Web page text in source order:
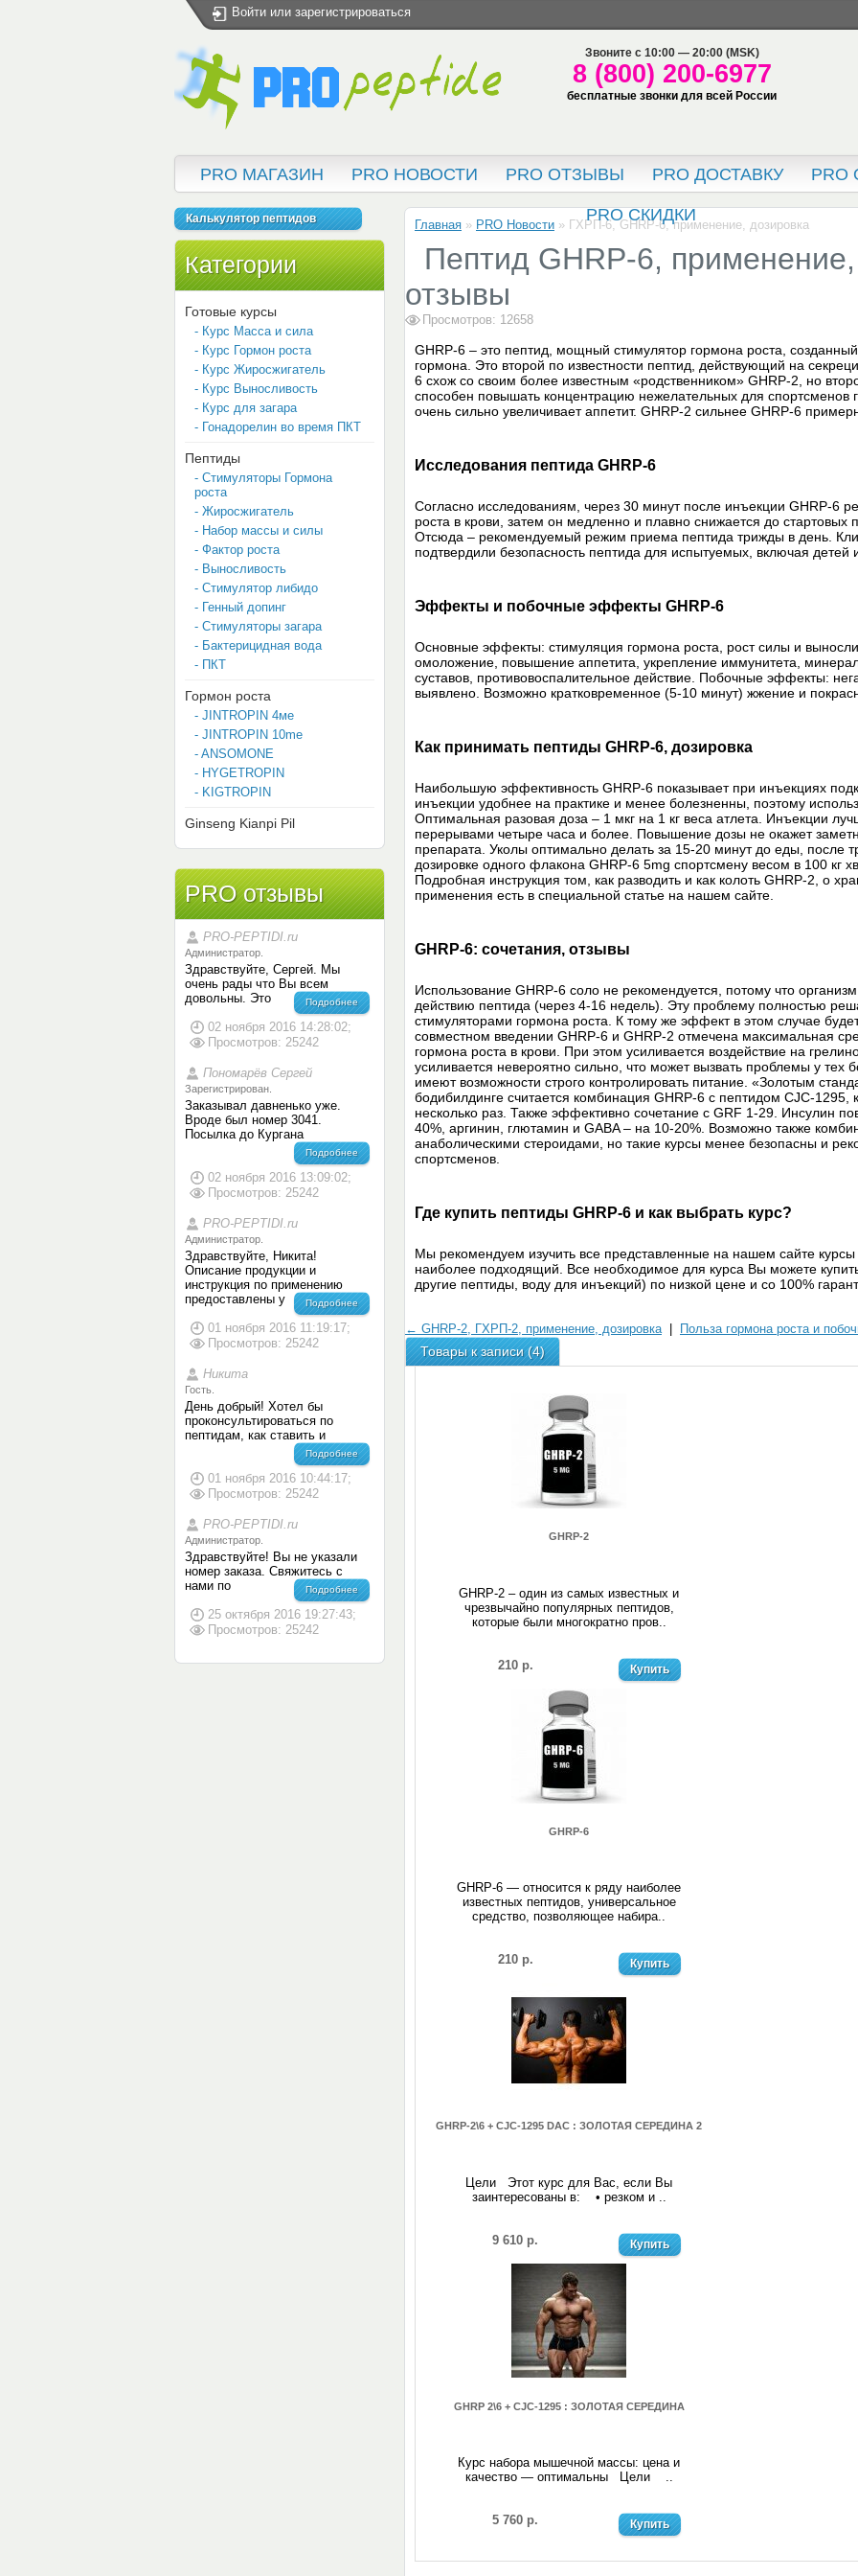
Войти или зарегистрироваться
Звоните с 10:00 — 20:00 (MSK)
8 (800) 200-6977
бесплатные звонки для всей России
PRO МАГАЗИН PRO НОВОСТИ PRO ОТЗЫВЫ PRO ДОСТАВКУ PRO
PRO СКИДКИ
Калькулятор пептидов
Категории
Готовые курсы
- Курс Масса и сила
- Курс Гормон роста
- Курс Жиросжигатель
- Курс Выносливость
- Курс для загара
- Гонадорелин во время ПКТ
Пептиды
- Стимуляторы Гормона
роста
- Жиросжигатель
- Набор массы и силы
- Фактор роста
- Выносливость
- Стимулятор либидо
- Генный допинг
- Стимуляторы загара
- Бактерицидная вода
- ПКТ
Гормон роста
- JINTROPIN 4мe
- JINTROPIN 10me
- ANSOMONE
- HYGETROPIN
- KIGTROPIN
Ginseng Kianpi Pil
PRO отзывы
PRO-PEPTIDI.ru
Администратор.
Здравствуйте, Сергей. Мы
очень рады что Вы всем
довольны. Это
Подробнее
02 ноября 2016 14:28:02;
Просмотров: 25242
Пономарёв Сергей
Зарегистрирован.
Заказывал давненько уже.
Вроде был номер 3041.
Посылка до Кургана
Подробнее
02 ноября 2016 13:09:02;
Просмотров: 25242
PRO-PEPTIDI.ru
Администратор.
Здравствуйте, Никита!
Описание продукции и
инструкция по применению
предоставлены у
Подробнее
01 ноября 2016 11:19:17;
Просмотров: 25242
Никита
Гость.
День добрый! Хотел бы
проконсультироваться по
пептидам, как ставить и
Подробнее
01 ноября 2016 10:44:17;
Просмотров: 25242
PRO-PEPTIDI.ru
Администратор.
Здравствуйте! Вы не указали
номер заказа. Свяжитесь с
нами по
Подробнее
25 октября 2016 19:27:43;
Просмотров: 25242
Главная » PRO Новости » ГХРП-6, GHRP-6, применение, дозировка
Пептид GHRP-6,
отзывы
Просмотров: 12658
GHRP-6 – это пептид, мощный стимулятор гормона роста,
гормона. Это второй по известности пептид, действующий на
6 схож со своим более известным «родственником» GHRP-2, но
способен повышать концентрацию нежелательных для спортсменов
очень сильно увеличивает аппетит. GHRP-2 сильнее GHRP-6
Исследования пептида GHRP-6
Согласно исследованиям, через 30 минут после инъекции GHRP-6
роста в крови, затем он медленно и плавно снижается до стартовых
Отсюда – рекомендуемый режим приема пептида трижды в день.
подтвердили безопасность пептида для испытуемых, включая детей
Эффекты и побочные эффекты GHRP-6
Основные эффекты: стимуляция гормона роста, рост силы и
омоложение, повышение аппетита, укрепление иммунитета,
суставов, противовоспалительное действие. Побочные эффекты:
выявлено. Возможно кратковременное (5-10 минут) жжение и
Как принимать пептиды GHRP-6, дозировка
Наибольшую эффективность GHRP-6 показывает при инъекциях
инъекции удобнее на практике и менее болезненны, поэтому
Оптимальная разовая доза – 1 мкг на 1 кг веса атлета. Инъекции
перерывами четыре часа и более. Повышение дозы не окажет
препарата. Уколы оптимально делать за 15-20 минут до еды, после
дозировке одного флакона GHRP-6 5mg спортсмену весом в 100 кг
Подробная инструкция том, как разводить и как колоть GHRP-2, о
применения есть в специальной статье на нашем сайте.
GHRP-6: сочетания, отзывы
Использование GHRP-6 соло не рекомендуется, потому что
действию пептида (через 4-16 недель). Эту проблему полностью
стимуляторами гормона роста. К тому же эффект в этом случае
совместном введении GHRP-6 и GHRP-2 отмечена максимальная
гормона роста в крови. При этом усиливается воздействие на
усиливается невероятно сильно, что может вызвать проблемы у тех
имеют возможности строго контролировать питание. «Золотым
бодибилдинге считается комбинация GHRP-6 с пептидом CJC-1295,
несколько раз. Также эффективно сочетание с GRF 1-29. Инсулин
40%, аргинин, глютамин и GABA – на 10-20%. Возможно также
анаболическими стероидами, но такие курсы менее безопасны и
спортсменов.
Где купить пептиды GHRP-6 и как выбрать курс?
Мы рекомендуем изучить все представленные на нашем сайте
наиболее подходящий. Все необходимое для курса Вы можете
другие пептиды, воду для инъекций) по низкой цене и со 100%
← GHRP-2, ГХРП-2, применение, дозировка| Польза гормона роста и
Товары к записи (4)
GHRP-2
GHRP-2 – один из самых известных и
чрезвычайно популярных пептидов,
которые были многократно пров..
210 р. Купить
GHRP-6
GHRP-6 — относится к ряду наиболее
известных пептидов, универсальное
средство, позволяющее набира..
210 р. Купить
GHRP-2\6 + CJC-1295 DAC : ЗОЛОТАЯ СЕРЕДИНА 2
Цели Этот курс для Вас, если Вы
заинтересованы в: • резком и ..
9 610 р. Купить
GHRP 2\6 + CJC-1295 : ЗОЛОТАЯ СЕРЕДИНА
Курс набора мышечной массы: цена и
качество — оптимальны Цели ..
5 760 р. Купить